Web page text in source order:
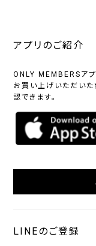
アプリのご紹介
ONLY MEMBERSアプ
お買い上げいただい
認できます。
LINEのご登録